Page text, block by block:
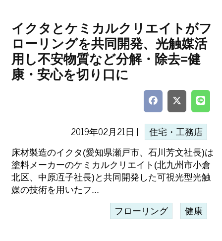
イクタとケミカルクリエイトがフ
ローリングを共同開発、光触媒活
用し不安物質など分解・除去=健
康・安心を切り口に
2019年02月21日 | 住宅・工務店
床材製造のイクタ(愛知県瀬戸市、石川芳文社長)は
塗料メーカーのケミカルクリエイト(北九州市小倉
北区、中原冱子社長)と共同開発した可視光型光触
媒の技術を用いたフ...
フローリング 健康